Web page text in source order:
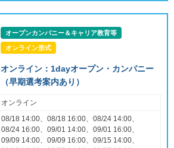
オープンカンパニー＆キャリア教育等
オンライン形式
オンライン：1dayオープン・カンパニー
（早期選考案内あり）
オンライン
08/18 14:00、08/18 16:00、08/24 14:00、
08/24 16:00、09/01 14:00、09/01 16:00、
09/09 14:00、09/09 16:00、09/15 14:00、